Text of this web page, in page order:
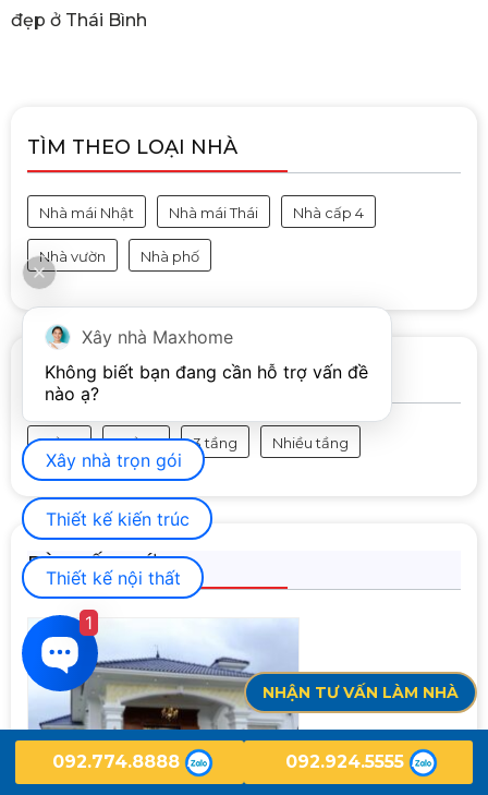
đẹp ở Thái Bình
TÌM THEO LOẠI NHÀ
Nhà mái Nhật Nhà mái Thái Nhà cấp 4
Nhà vườn Nhà phố
TÌM THEO SỐ TẦNG
1 tầng 2 tầng 3 tầng Nhiều tầng
BÀI VIẾT MỚI
NHẬN TƯ VẤN LÀM NHÀ
092.774.8888 092.924.5555
Xây nhà Maxhome
Không biết bạn đang cần hỗ trợ vấn đề
Xây nhà trọn gói
Thiết kế kiến trúc
Thiết kế nội thất
1